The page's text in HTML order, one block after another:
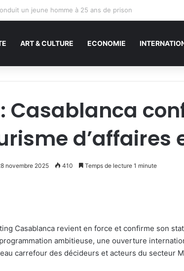
ART & CULTURE ECONOMIE
: Casablanca
d’affaires
novembre 2025 410 Temps de lecture 1 minute
Casablanca revient en force et confirme son
ambitieuse, une ouverture
carrefour des décideurs et acteurs du secteur